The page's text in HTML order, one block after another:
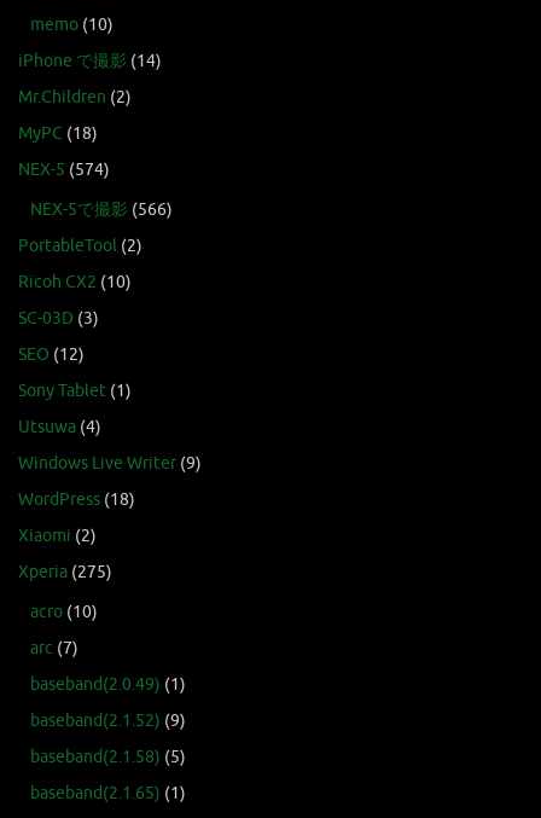
memo (10)
iPhone で撮影 (14)
Mr.Children (2)
MyPC (18)
NEX-5 (574)
NEX-5で撮影 (566)
PortableTool (2)
Ricoh CX2 (10)
SC-03D (3)
SEO (12)
Sony Tablet (1)
Utsuwa (4)
Windows Live Writer (9)
WordPress (18)
Xiaomi (2)
Xperia (275)
acro (10)
arc (7)
baseband(2.0.49) (1)
baseband(2.1.52) (9)
baseband(2.1.58) (5)
baseband(2.1.65) (1)